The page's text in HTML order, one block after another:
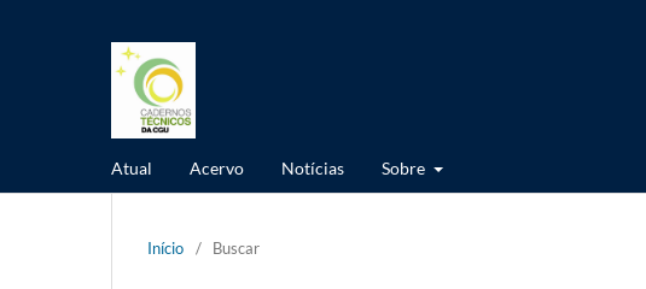
Atual Acervo Notícias Sobre
Início / Buscar